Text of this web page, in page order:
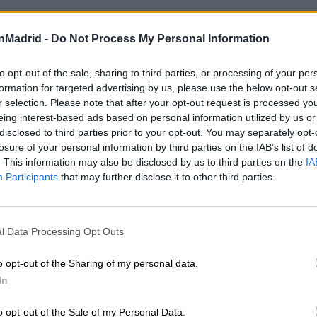
- Do Not Process My Personal Information
opt-out of the sale, sharing to third parties, or processing of your
for targeted advertising by us, please use the below opt-out
selection. Please note that after your opt-out request is processed
interest-based ads based on personal information utilized by us
to third parties prior to your opt-out. You may separately
of your personal information by third parties on the IAB’s list of
This information may also be disclosed by us to third parties on the
Participants that may further disclose it to other third parties.
Data Processing Opt Outs
opt-out of the Sharing of my personal data.
opt-out of the Sale of my Personal Data.
La puesta en escena combina música en
pensado especialmente para captar la atención
Una propuesta ideal para quienes disfrutan de
bailar y compartir tiempo en familia se convierte